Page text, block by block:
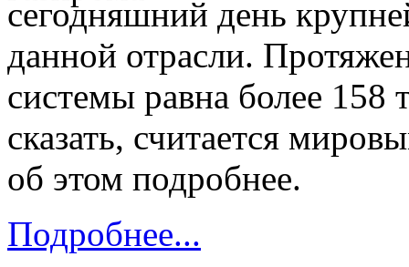
сегодняшний день
данной отрасли.
системы равна более
сказать, считается
об этом подробнее.
Подробнее...